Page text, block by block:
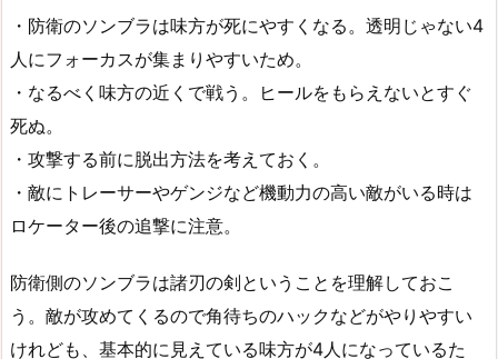
・防衛のソンブラは味方が死にやすくなる。透明じゃない4
人にフォーカスが集まりやすいため。
・なるべく味方の近くで戦う。ヒールをもらえないとすぐ
死ぬ。
・攻撃する前に脱出方法を考えておく。
・敵にトレーサーやゲンジなど機動力の高い敵がいる時は
ロケーター後の追撃に注意。
防衛側のソンブラは諸刃の剣ということを理解しておこ
う。敵が攻めてくるので角待ちのハックなどがやりやすい
けれども、基本的に見えている味方が4人になっているた